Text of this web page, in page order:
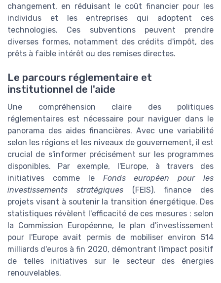
changement, en réduisant le coût financier pour les
individus et les entreprises qui adoptent ces
technologies. Ces subventions peuvent prendre
diverses formes, notamment des crédits d'impôt, des
prêts à faible intérêt ou des remises directes.
Le parcours réglementaire et
institutionnel de l'aide
Une compréhension claire des politiques
réglementaires est nécessaire pour naviguer dans le
panorama des aides financières. Avec une variabilité
selon les régions et les niveaux de gouvernement, il est
crucial de s'informer précisément sur les programmes
disponibles. Par exemple, l'Europe, à travers des
initiatives comme le Fonds européen pour les
investissements stratégiques(FEIS), finance des
projets visant à soutenir la transition énergétique. Des
statistiques révèlent l'efficacité de ces mesures : selon
la Commission Européenne, le plan d'investissement
pour l'Europe avait permis de mobiliser environ 514
milliards d'euros à fin 2020, démontrant l'impact positif
de telles initiatives sur le secteur des énergies
renouvelables.